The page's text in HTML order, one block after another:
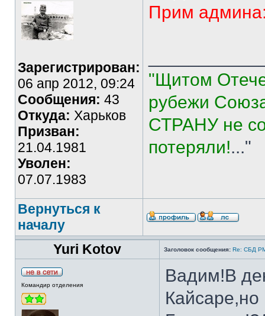
Зарегистрирован:
06 апр 2012, 09:24
Сообщения: 43
Откуда: Харьков
Призван:
21.04.1981
Уволен:
07.07.1983
Прим
"Щитом
рубежи
СТРАНУ не
потеряли!..."
Вернуться к
началу
Yuri Kotov
Заголовок сообщения: Re: СБД
Командир отделения
Вадим!В